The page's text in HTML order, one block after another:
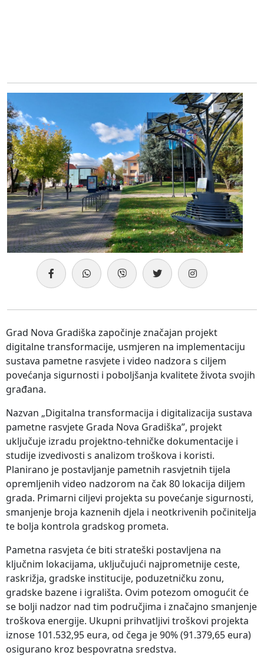
Grad Nova Gradiška započinje značajan projekt
digitalne transformacije, usmjeren na implementaciju
sustava pametne rasvjete i video nadzora s ciljem
povećanja sigurnosti i poboljšanja kvalitete života svojih
građana.
Nazvan „Digitalna transformacija i digitalizacija sustava
pametne rasvjete Grada Nova Gradiška”, projekt
uključuje izradu projektno-tehničke dokumentacije i
studije izvedivosti s analizom troškova i koristi.
Planirano je postavljanje pametnih rasvjetnih tijela
opremljenih video nadzorom na čak 80 lokacija diljem
grada. Primarni ciljevi projekta su povećanje sigurnosti,
smanjenje broja kaznenih djela i neotkrivenih počinitelja
te bolja kontrola gradskog prometa.
Pametna rasvjeta će biti strateški postavljena na
ključnim lokacijama, uključujući najprometnije ceste,
raskrižja, gradske institucije, poduzetničku zonu,
gradske bazene i igrališta. Ovim potezom omogućit će
se bolji nadzor nad tim područjima i značajno smanjenje
troškova energije. Ukupni prihvatljivi troškovi projekta
iznose 101.532,95 eura, od čega je 90% (91.379,65 eura)
osigurano kroz bespovratna sredstva.